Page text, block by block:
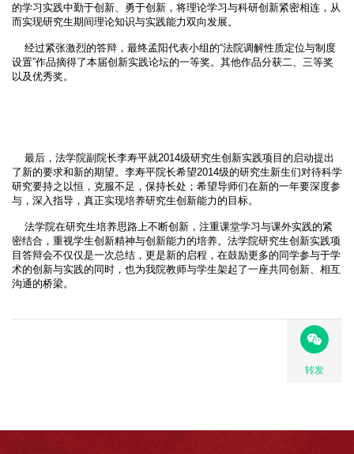
的学习实践中勤于创新、勇于创新，将理论学习与科研创新紧密相连，从
而实现研究生期间理论知识与实践能力双向发展。
经过紧张激烈的答辩，最终孟阳代表小组的“法院调解性质定位与制度
设置”作品摘得了本届创新实践论坛的一等奖。其他作品分获二、三等奖
以及优秀奖。
最后，法学院副院长李寿平就2014级研究生创新实践项目的启动提出
了新的要求和新的期望。李寿平院长希望2014级的研究生新生们对待科学
研究要持之以恒，克服不足，保持长处；希望导师们在新的一年要深度参
与，深入指导，真正实现培养研究生创新能力的目标。
法学院在研究生培养思路上不断创新，注重课堂学习与课外实践的紧
密结合，重视学生创新精神与创新能力的培养。法学院研究生创新实践项
目答辩会不仅仅是一次总结，更是新的启程，在鼓励更多的同学参与于学
术的创新与实践的同时，也为我院教师与学生架起了一座共同创新、相互
沟通的桥梁。
转发